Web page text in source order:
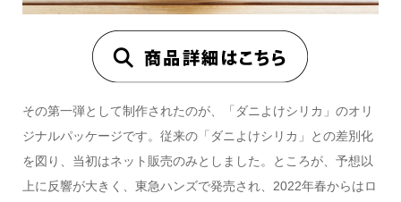
その第一弾として制作されたのが、「ダニよけシリカ」のオリ
ジナルパッケージです。従来の「ダニよけシリカ」との差別化
を図り、当初はネット販売のみとしました。ところが、予想以
上に反響が大きく、東急ハンズで発売され、2022年春からはロ